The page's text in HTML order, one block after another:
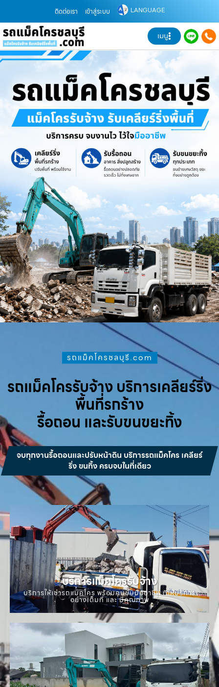
ติดต่อเรา เข้าสู่ระบบ LANGUAGE
เมนู
รถแม็คโครชลบุรี.com
รถแม็คโครรับจ้าง บริการเคลียร์ริ่ง
พื้นที่รกร้าง
รื้อถอน และรับขนขยะทิ้ง
จบทุกงานรื้อถอนและปรับหน้าดิน บริการรถแม็คโคร เคลียร์
ริ่ง ขนทิ้ง ครบจบในที่เดียว
บริการแม็คโครรับจ้าง
บริการให้เช่ารถแมคโคร พร้อมคนขับมืออาชีพ ที่ให้บริการ
อย่างเต็มที่ และ มีคุณภาพ